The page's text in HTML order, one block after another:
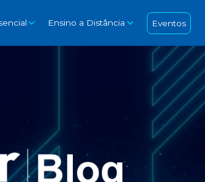
Ensino a Distância Eventos